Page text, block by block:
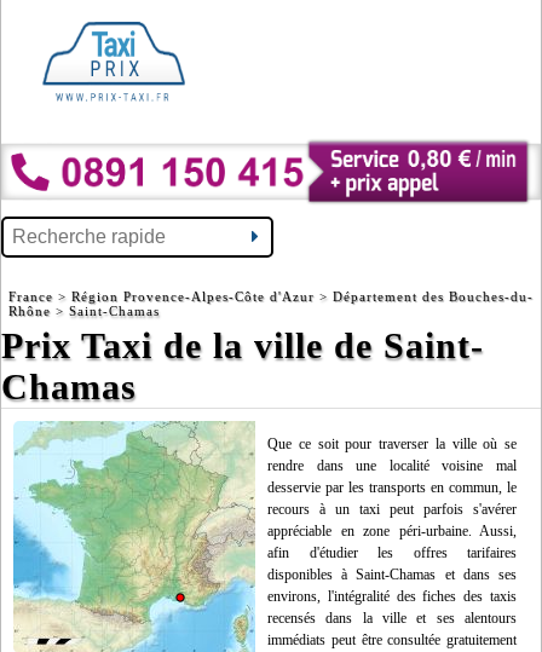
France > Région Provence-Alpes-Côte d'Azur > Département des Bouches-du-
Rhône > Saint-Chamas
Prix Taxi de la ville de Saint-
Chamas
Que ce soit pour traverser la ville où se
rendre dans une localité voisine mal
desservie par les transports en commun, le
recours à un taxi peut parfois s'avérer
appréciable en zone péri-urbaine. Aussi,
afin d'étudier les offres tarifaires
disponibles à Saint-Chamas et dans ses
environs, l'intégralité des fiches des taxis
recensés dans la ville et ses alentours
immédiats peut être consultée gratuitement